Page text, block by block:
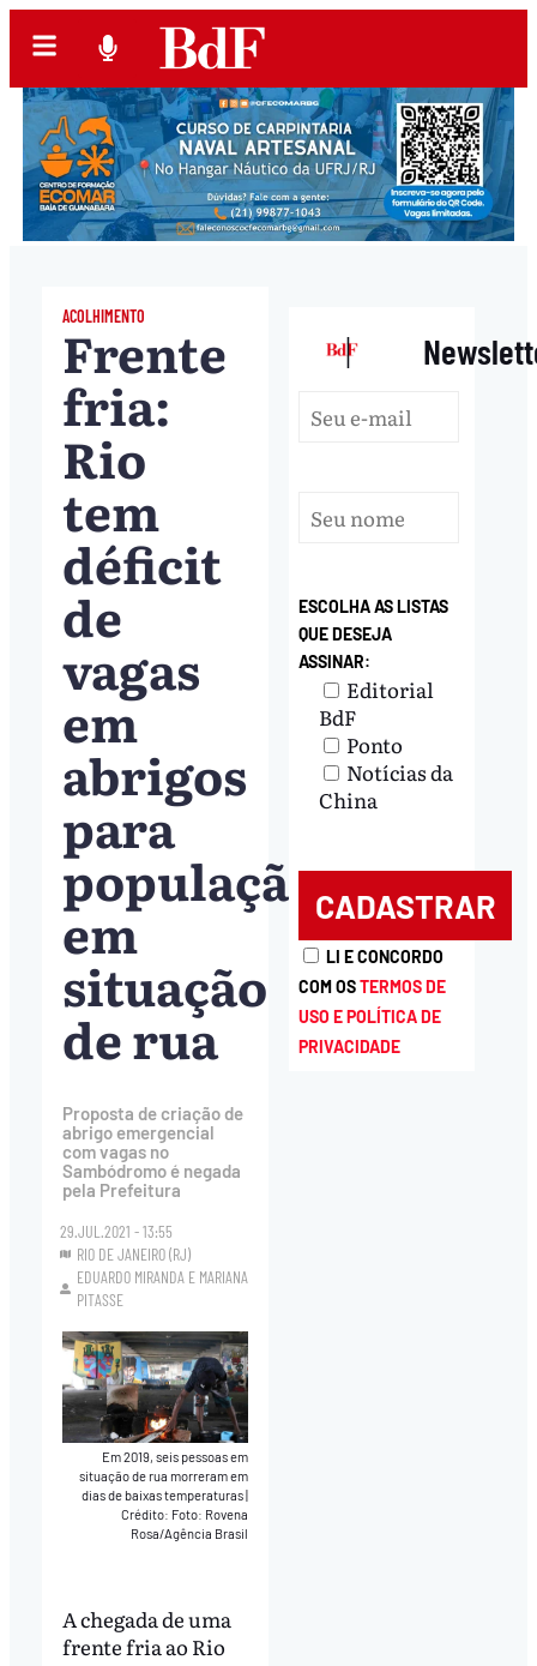
ACOLHIMENTO
Frente
fria:
Rio
tem
déficit
de
vagas
em
abrigos
para
população
em
situação
de rua
Proposta de criação de
abrigo emergencial
com vagas no
Sambódromo é negada
pela Prefeitura
29.JUL.2021 - 13:55
RIO DE JANEIRO (RJ)
EDUARDO MIRANDA E MARIANA
PITASSE
Em 2019, seis pessoas em
situação de rua morreram em
dias de baixas temperaturas
Crédito: Foto: Rovena
Rosa/Agência Brasil
A chegada de uma
frente fria ao Rio
|
ESCOLHA AS LISTAS
QUE DESEJA
ASSINAR:
Editorial
BdF
Ponto
Notícias da
China
LI E CONCORDO
COM OSTERMOS DE
USO E POLÍTICA DE
PRIVACIDADE